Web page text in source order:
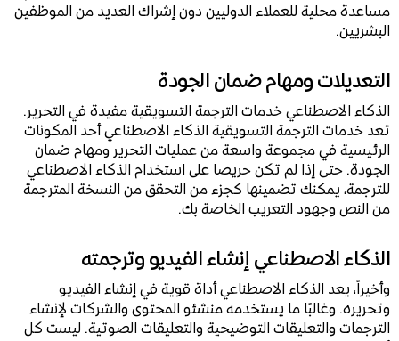
مساعدة محلية للعملاء الدوليين دون إشراك العديد من الموظفين
البشريين.
التعديلات ومهام ضمان الجودة
الذكاء الاصطناعي خدمات الترجمة التسويقية مفيدة في التحرير.
تعد خدمات الترجمة التسويقية الذكاء الاصطناعي أحد المكونات
الرئيسية في مجموعة واسعة من عمليات التحرير ومهام ضمان
الجودة. حتى إذا لم تكن حريصا على استخدام الذكاء الاصطناعي
للترجمة، يمكنك تضمينها كجزء من التحقق من النسخة المترجمة
من النص وجهود التعريب الخاصة بك.
الذكاء الاصطناعي إنشاء الفيديو وترجمته
وأخيراً، يعد الذكاء الاصطناعي أداة قوية في إنشاء الفيديو
وتحريره. وغالبًا ما يستخدمه منشئو المحتوى والشركات لإنشاء
الترجمات والتعليقات التوضيحية والتعليقات الصوتية. ليست كل